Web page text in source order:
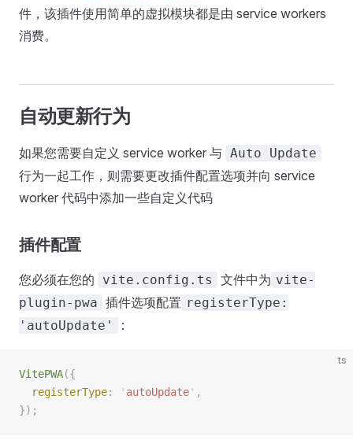
件，该插件使用简单的虚拟模块都是由 service workers
消费。
自动更新行为
如果您需要自定义 service worker 与 Auto Update
行为一起工作，则需要更改插件配置选项并向 service
worker 代码中添加一些自定义代码
插件配置
您必须在您的 vite.config.ts 文件中为 vite-
plugin-pwa 插件选项配置 registerType:
'autoUpdate'
:
ts
VitePWA({
  registerType
: ' autoUpdate' ,
});